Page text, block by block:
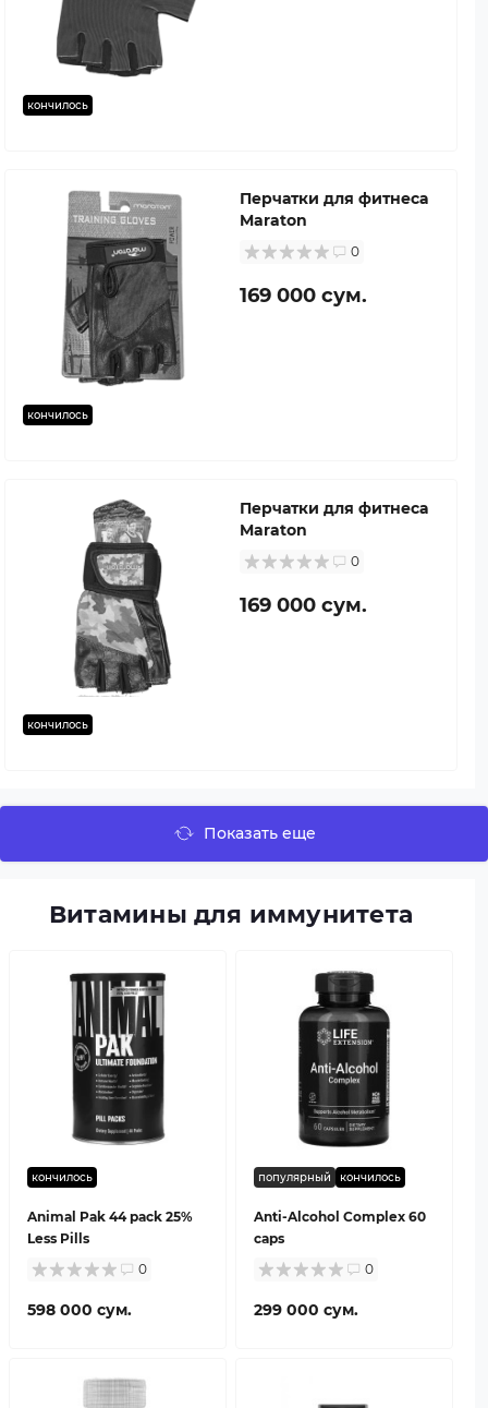
кончилось
кончилось
Перчатки для фитнеса
Maraton
0
169 000 сум.
кончилось
Перчатки для фитнеса
Maraton
0
169 000 сум.
Показать еще
Витамины для иммунитета
кончилось
Animal Pak 44 pack 25%
Less Pills
0
598 000 сум.
популярный кончилось
Anti-Alcohol Complex 60
caps
0
299 000 сум.